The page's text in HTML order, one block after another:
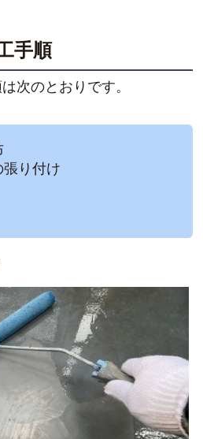
手順
次のとおりです。
張り付け